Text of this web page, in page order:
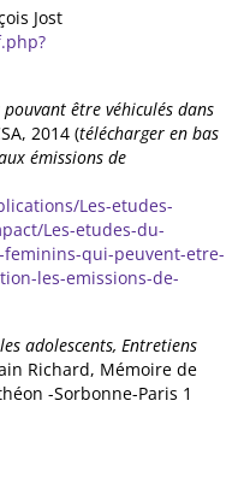
Jost
être véhiculés dans
2014 (télécharger en bas
émissions de
Les-etudes-
Les-etudes-du-
feminins-qui-peuvent-etre-
les-emissions-de-
adolescents, Entretiens
Richard, Mémoire de
-Sorbonne-Paris 1